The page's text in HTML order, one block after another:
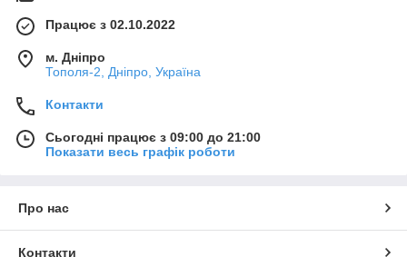
Працює з 02.10.2022
м. Дніпро
Тополя-2, Дніпро, Україна
Контакти
Сьогодні працює з 09:00 до 21:00
Показати весь графік роботи
Про нас
Контакти